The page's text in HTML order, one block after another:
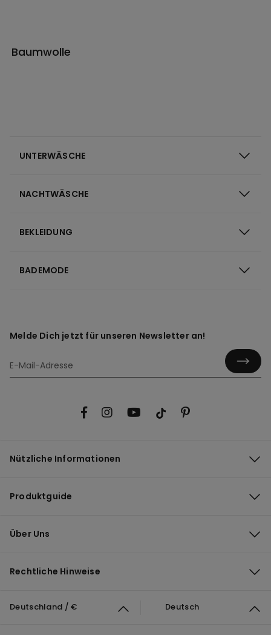
Baumwolle
UNTERWÄSCHE
NACHTWÄSCHE
BEKLEIDUNG
BADEMODE
Melde Dich jetzt für unseren Newsletter an!
Nützliche Informationen
Produktguide
Über Uns
Rechtliche Hinweise
Deutschland / € Deutsch